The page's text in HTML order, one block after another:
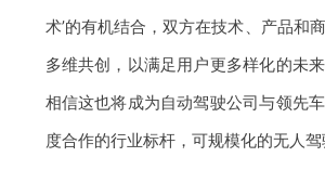
术’的有机结合，双方在技术、产品和
多维共创， 以满足用户更多样化的未
相信这也将成为自动驾驶公司与领先
度合作的行业标杆，可规模化的无人驾